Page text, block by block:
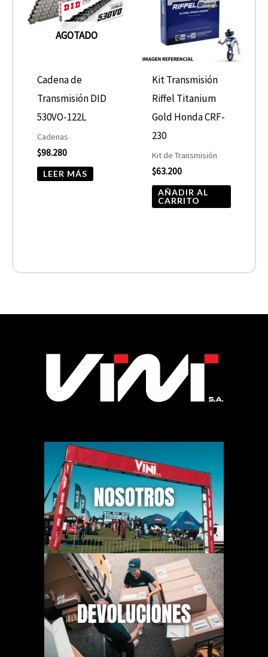
AGOTADO
Cadena de
Transmisión DID
530VO-122L
Cadenas
$98.280
LEER MÁS
Kit Transmisión
Riffel Titanium
Gold Honda CRF-
230
Kit de Transmisión
$63.200
AÑADIR AL
CARRITO